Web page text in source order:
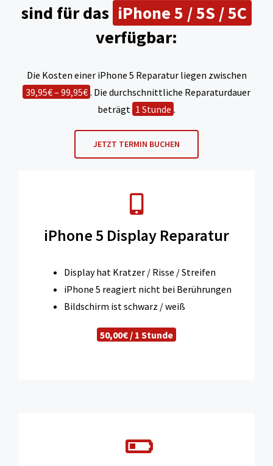
sind für das iPhone 5 / 5S / 5C
verfügbar:
Die Kosten einer iPhone 5 Reparatur liegen zwischen
39,95€ – 99,95€ . Die durchschnittliche Reparaturdauer
beträgt 1 Stunde .
JETZT TERMIN BUCHEN
iPhone 5 Display Reparatur
Display hat Kratzer / Risse / Streifen
iPhone 5 reagiert nicht bei Berührungen
Bildschirm ist schwarz / weiß
50,00€ / 1 Stunde